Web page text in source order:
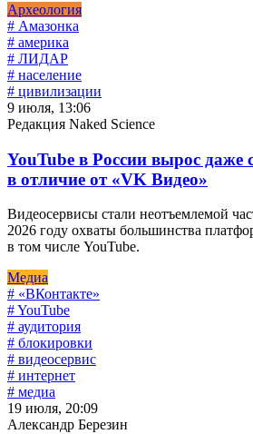
Археология
# Амазонка
# америка
# ЛИДАР
# население
# цивилизации
9 июля, 13:06
Редакция Naked Science
YouTube в России вырос даже
в отличие от «VK Видео»
Видеосервисы стали неотъемлемой
2026 году охваты большинства
в том числе YouTube.
Медиа
# «ВКонтакте»
# YouTube
# аудитория
# блокировки
# видеосервис
# интернет
# медиа
19 июля, 20:09
Александр Березин